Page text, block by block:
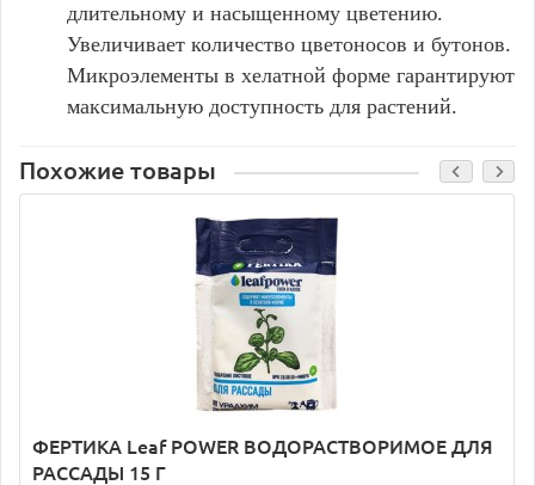
длительному и насыщенному цветению.
Увеличивает количество цветоносов и бутонов.
Микроэлементы в хелатной форме гарантируют
максимальную доступность для растений.
Похожие товары
ФЕРТИКА Leaf POWER ВОДОРАСТВОРИМОЕ ДЛЯ
РАССАДЫ 15 Г